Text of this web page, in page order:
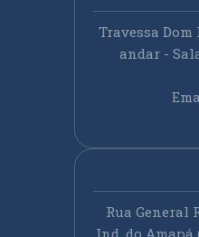
Travessa Dom
andar -
Rua General